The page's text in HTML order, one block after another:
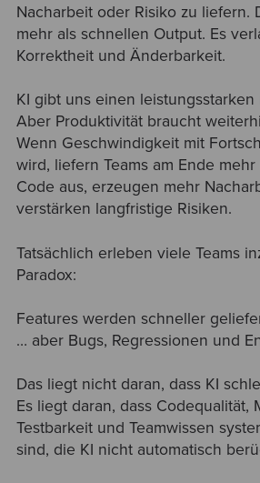
Nacharbeit oder Risiko zu liefern.
mehr als schnellen Output. Es
Korrektheit und Änderbarkeit.
KI gibt uns einen leistungsstarken
Aber Produktivität braucht
Wenn Geschwindigkeit mit
wird, liefern Teams am Ende
Code aus, erzeugen mehr
verstärken langfristige Risiken.
Tatsächlich erleben viele Teams
Paradox:
Features werden schneller
… aber Bugs, Regressionen und
Das liegt nicht daran, dass KI
Es liegt daran, dass Codequalität,
Testbarkeit und Teamwissen
sind, die KI nicht automatisch